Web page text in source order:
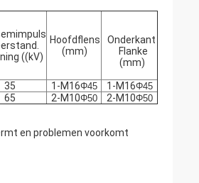
((kV)
Hoofdflens
(mm)
Onderkant
Flanke
(mm)
35 1-M16Φ45 1-M16Φ45
65 2-M10Φ50 2-M10Φ50
en problemen voorkomt